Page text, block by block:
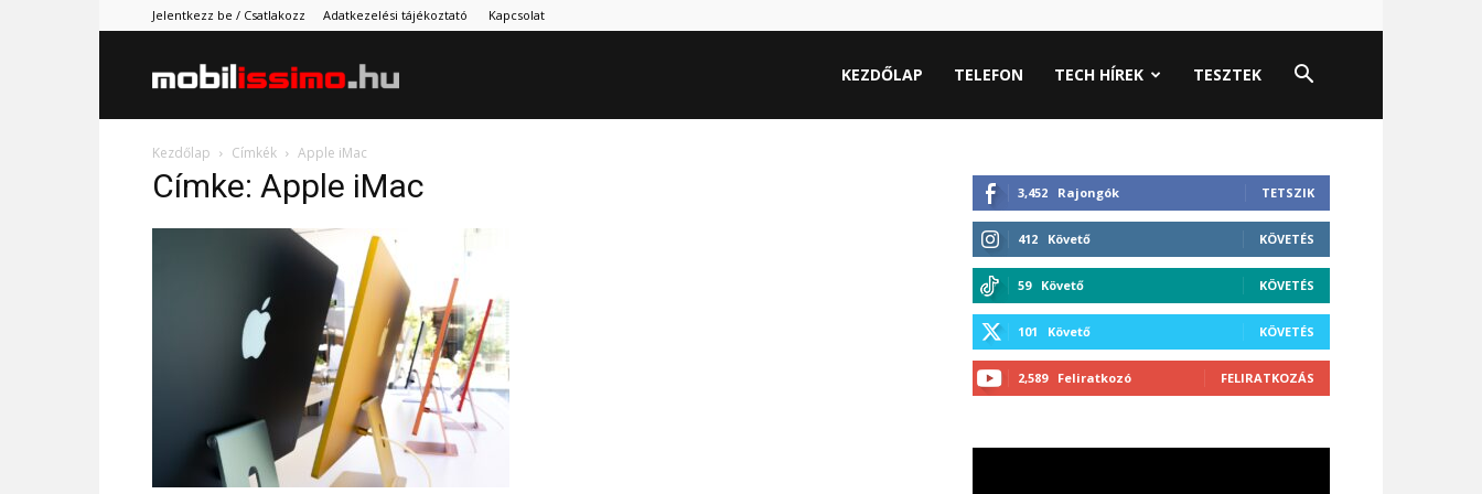
Jelentkezz be / Csatlakozz Adatkezelési tájékoztató Kapcsolat
Mobilissimo.hu KEZDŐLAP TELEFON TECH HÍREK TESZTEK
Kezdőlap Címkék Apple iMac
Címke: Apple iMac 3,452 Rajongók TETSZIK
412 Követő KÖVETÉS
59 Követő KÖVETÉS
101 Követő KÖVETÉS
2,589 Feliratkozó FELIRATKOZÁS